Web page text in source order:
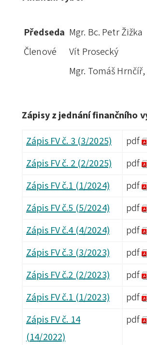
Předseda Mgr. Bc. Petr Žižka
Členové
Vít Prosecký
Mgr. Tomáš Hrnčíř,
Zápisy z jednání finančního
Zápis FV č. 3 (3/2025)
pdf
Zápis FV č. 2 (2/2025)
pdf
Zápis FV č.1 (1/2024)
pdf
Zápis FV č.5 (5/2024)
pdf
Zápis FV č.4 (4/2024)
pdf
Zápis FV č.3 (3/2023)
pdf
Zápis FV č.2 (2/2023)
pdf
Zápis FV č.1 (1/2023)
pdf
Zápis FV č. 14
(14/2022)
pdf